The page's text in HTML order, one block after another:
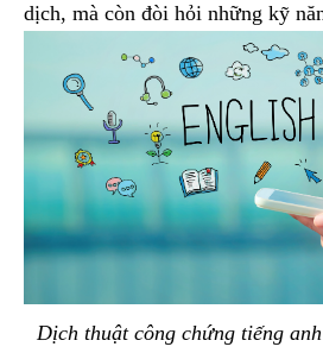
dịch, mà còn đòi hỏi những kỹ
Dịch thuật công chứng tiếng